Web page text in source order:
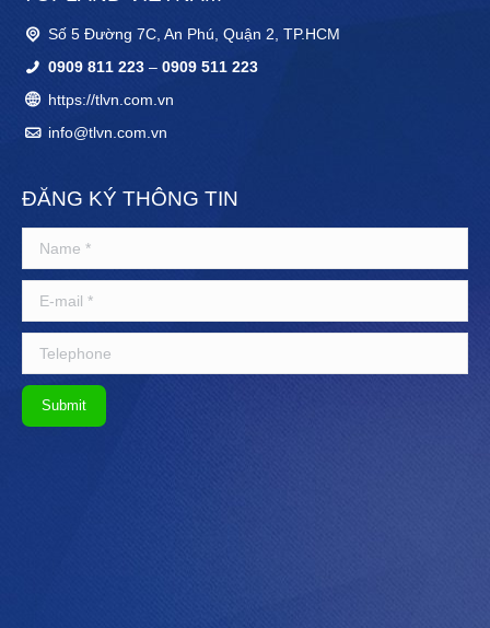
Số 5 Đường 7C, An Phú, Quận 2, TP.HCM
0909 811 223– 0909 511 223
https://tlvn.com.vn
info@tlvn.com.vn
ĐĂNG KÝ THÔNG TIN
Submit